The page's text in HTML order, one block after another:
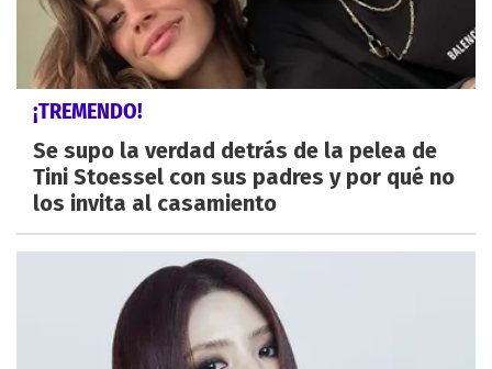
¡TREMENDO!
Se supo la verdad detrás de la pelea de
Tini Stoessel con sus padres y por qué no
los invita al casamiento